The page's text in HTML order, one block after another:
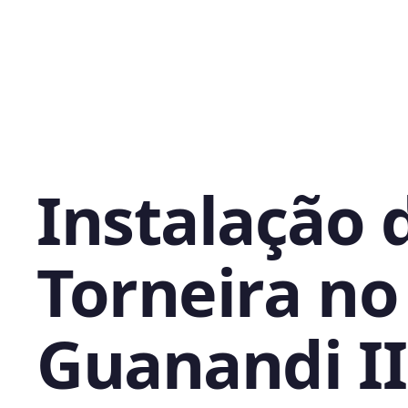
Instalação
Torneira no
Guanandi